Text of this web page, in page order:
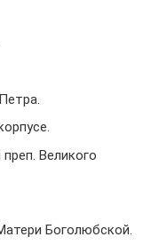
Великого
Боголюбской.